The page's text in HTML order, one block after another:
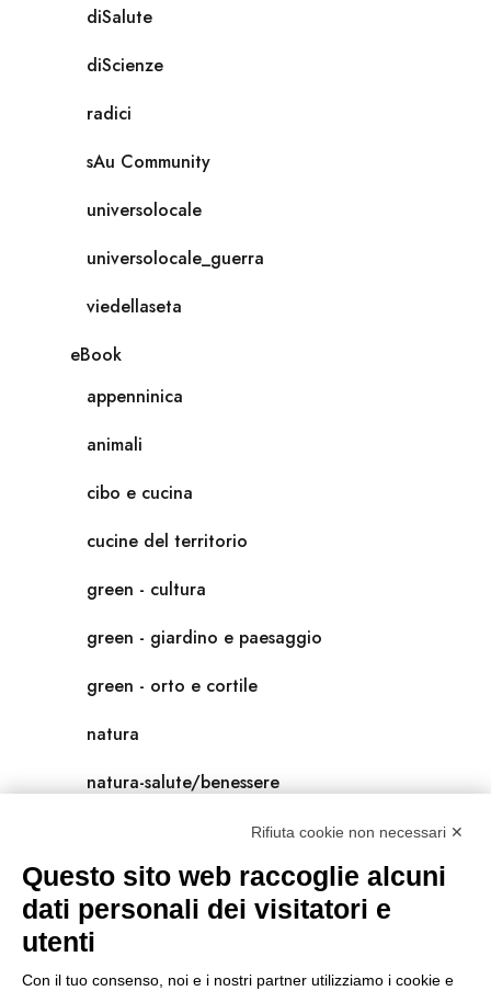
diSalute
diScienze
radici
sAu Community
universolocale
universolocale_guerra
viedellaseta
eBook
appenninica
animali
cibo e cucina
cucine del territorio
green - cultura
green - giardino e paesaggio
green - orto e cortile
natura
natura-salute/benessere
scienza
universolocale
viedellaseta
Rifiuta cookie non necessari ✕
Questo sito web raccoglie alcuni
dati personali dei visitatori e
utenti
Con il tuo consenso, noi e i nostri partner utilizziamo i cookie e